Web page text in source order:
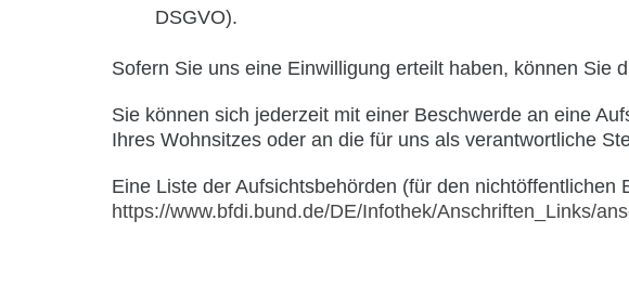
DSGVO).
Sofern Sie uns eine Einwilligung erteilt haben, können Sie
Sie können sich jederzeit mit einer Beschwerde an eine
Ihres Wohnsitzes oder an die für uns als verantwortliche
Eine Liste der Aufsichtsbehörden (für den nichtöffentlichen
https://www.bfdi.bund.de/DE/Infothek/Anschriften_Links/